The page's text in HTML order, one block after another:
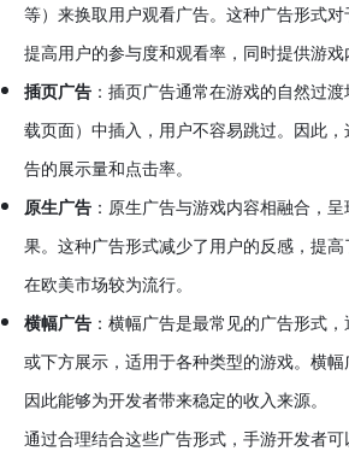
等）来换取用户观看广告。这种广告形式
提高用户的参与度和观看率，同时提供游戏
插页广告 ：插页广告通常在游戏的自然过
载页面）中插入，用户不容易跳过。因此
告的展示量和点击率。
原生广告 ：原生广告与游戏内容相融合，
果。这种广告形式减少了用户的反感，提
在欧美市场较为流行。
横幅广告 ：横幅广告是最常见的广告形式
或下方展示，适用于各种类型的游戏。横幅
因此能够为开发者带来稳定的收入来源。
通过合理结合这些广告形式，手游开发者